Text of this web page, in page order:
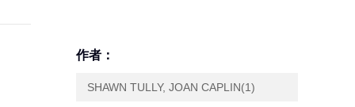
作者：
SHAWN TULLY, JOAN CAPLIN(1)